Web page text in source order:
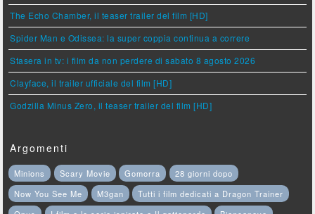
The Echo Chamber, il teaser trailer del film [HD]
Spider Man e Odissea: la super coppia continua a correre
Stasera in tv: i film da non perdere di sabato 8 agosto 2026
Clayface, il trailer ufficiale del film [HD]
Godzilla Minus Zero, il teaser trailer del film [HD]
Argomenti
Minions Scary Movie Gomorra
28 giorni dopo
Now You See Me
M3gan
Tutti i film dedicati a Dragon Trainer